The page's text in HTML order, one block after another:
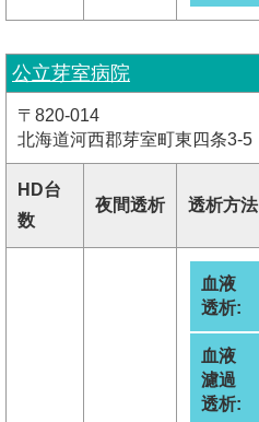
公立芽室病院
〒820-014
北海道河西郡芽室町東四条3-5
HD台
数
夜間透析 透析方法
血液
透析:
血液
濾過
透析: